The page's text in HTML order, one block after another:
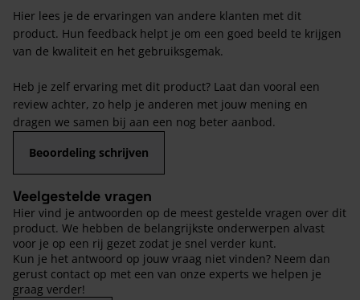
Hier lees je de ervaringen van andere klanten met dit
product. Hun feedback helpt je om een goed beeld te krijgen
van de kwaliteit en het gebruiksgemak.
Heb je zelf ervaring met dit product? Laat dan vooral een
review achter, zo help je anderen met jouw mening en
dragen we samen bij aan een nog beter aanbod.
Beoordeling schrijven
Veelgestelde vragen
Hier vind je antwoorden op de meest gestelde vragen over dit
product. We hebben de belangrijkste onderwerpen alvast
voor je op een rij gezet zodat je snel verder kunt.
Kun je het antwoord op jouw vraag niet vinden? Neem dan
gerust contact op met een van onze experts we helpen je
graag verder!